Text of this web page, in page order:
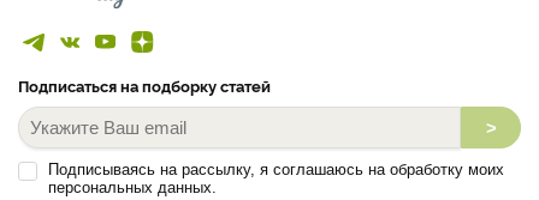
Подписаться на подборку статей
>
Подписываясь на рассылку, я соглашаюсь на обработку моих
персональных данных.